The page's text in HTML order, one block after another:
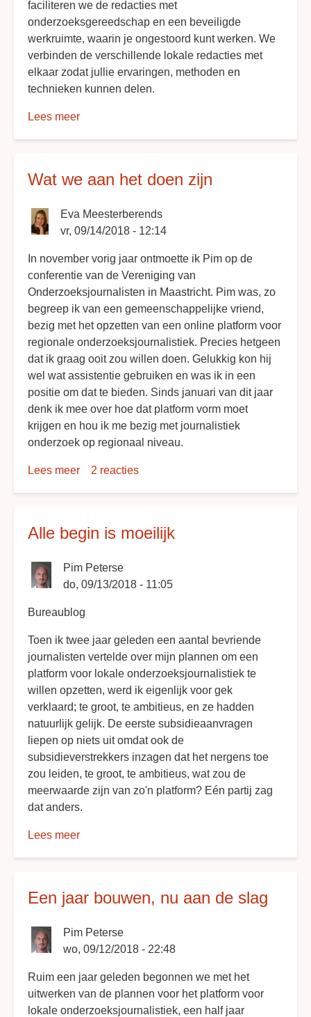
faciliteren we de redacties met
onderzoeksgereedschap en een beveiligde
werkruimte, waarin je ongestoord kunt werken. We
verbinden de verschillende lokale redacties met
elkaar zodat jullie ervaringen, methoden en
technieken kunnen delen.
Lees meer
journalisten
bieden?
Wat we aan het doen zijn
Eva Meesterberends
vr, 09/14/2018 - 12:14
In november vorig jaar ontmoette ik Pim op de
conferentie van de Vereniging van
Onderzoeksjournalisten in Maastricht. Pim was, zo
begreep ik van een gemeenschappelijke vriend,
bezig met het opzetten van een online platform voor
regionale onderzoeksjournalistiek. Precies hetgeen
dat ik graag ooit zou willen doen. Gelukkig kon hij
wel wat assistentie gebruiken en was ik in een
positie om dat te bieden. Sinds januari van dit jaar
denk ik mee over hoe dat platform vorm moet
krijgen en hou ik me bezig met journalistiek
onderzoek op regionaal niveau.
Lees meer over
het
zijn
2 reacties
Alle begin is moeilijk
Pim Peterse
do, 09/13/2018 - 11:05
Bureaublog
Toen ik twee jaar geleden een aantal bevriende
journalisten vertelde over mijn plannen om een
platform voor lokale onderzoeksjournalistiek te
willen opzetten, werd ik eigenlijk voor gek
verklaard; te groot, te ambitieus, en ze hadden
natuurlijk gelijk. De eerste subsidieaanvragen
liepen op niets uit omdat ook de
subsidieverstrekkers inzagen dat het nergens toe
zou leiden, te groot, te ambitieus, wat zou de
meerwaarde zijn van zo'n platform? Eén partij zag
dat anders.
Lees meer
moeilijk
Een jaar bouwen, nu aan de slag
Pim Peterse
wo, 09/12/2018 - 22:48
Ruim een jaar geleden begonnen we met het
uitwerken van de plannen voor het platform voor
lokale onderzoeksjournalistiek, een half jaar